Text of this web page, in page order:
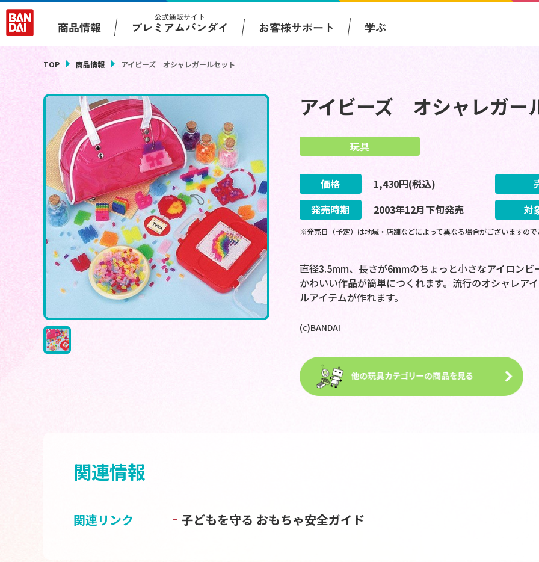
商品情報
公式通販サイト
プレミアムバンダイ お客様サポート 学ぶ
TOP 商品情報 アイビーズ オシャレガールセット
アイビーズ オシャレガー
玩具
価格 1,430円(税込)
発売時期
2003年12月下旬発売 対
※発売日（予定）は地域・店舗などによって異なる場合がございますの
直径3.5mm、長さが6mmのちょっと小さなアイロン
かわいい作品が簡単につくれます。流行のオシャレア
ルアイテムが作れます。
(c)BANDAI
関連情報
関連リンク 子どもを守る おもちゃ安全ガイド